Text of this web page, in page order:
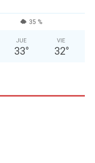
35 %
JUE
33°
VIE
32°